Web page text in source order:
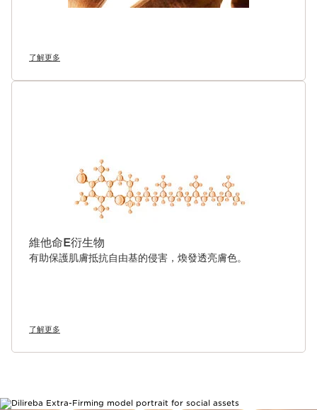
了解更多
維他命E衍生物
有助保護肌膚抵抗自由基的侵害，煥發透亮膚色。
了解更多